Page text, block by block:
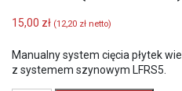
15,00 zł (12,20 zł netto)
Manualny system cięcia płytek
z systemem szynowym LFRS5.